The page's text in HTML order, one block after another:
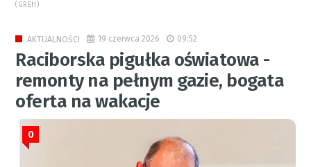
(GREH)
AKTUALNOŚCI 19 czerwca 2026 09:52
Raciborska pigułka oświatowa -
remonty na pełnym gazie, bogata
oferta na wakacje
0